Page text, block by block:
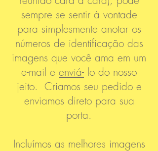
sempre se sentir à vontade
para simplesmente anotar os
números de identificação das
imagens que você ama em um
e-mail e enviá- lo do nosso
jeito. Criamos seu pedido e
enviamos direto para sua
porta.
Incluímos as melhores imagens